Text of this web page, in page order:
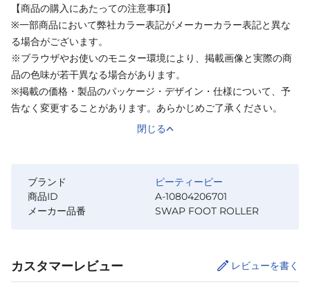
【商品の購入にあたっての注意事項】
※一部商品において弊社カラー表記がメーカーカラー表記と異な
る場合がございます。
※ブラウザやお使いのモニター環境により、掲載画像と実際の商
品の色味が若干異なる場合があります。
※掲載の価格・製品のパッケージ・デザイン・仕様について、予
告なく変更することがあります。あらかじめご了承ください。
閉じる
ブランド
ピーティーピー
商品ID
A-10804206701
メーカー品番
SWAP FOOT ROLLER
カスタマーレビュー レビューを書く